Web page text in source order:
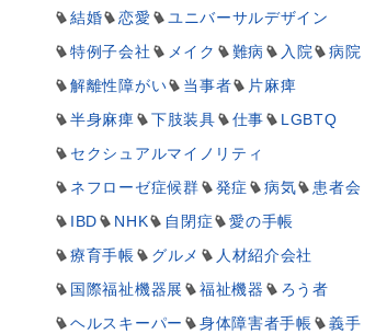
結婚
恋愛
ユニバーサルデザイン
特例子会社
メイク 難病 入院
病院
解離性障がい
当事者
片麻痺
半身麻痺
下肢装具 仕事
LGBTQ
セクシュアルマイノリティ
ネフローゼ症候群
発症 病気
患者会
IBD
NHK 自閉症
愛の手帳
療育手帳
グルメ
人材紹介会社
国際福祉機器展
福祉機器
ろう者
ヘルスキーパー
身体障害者手帳
義手